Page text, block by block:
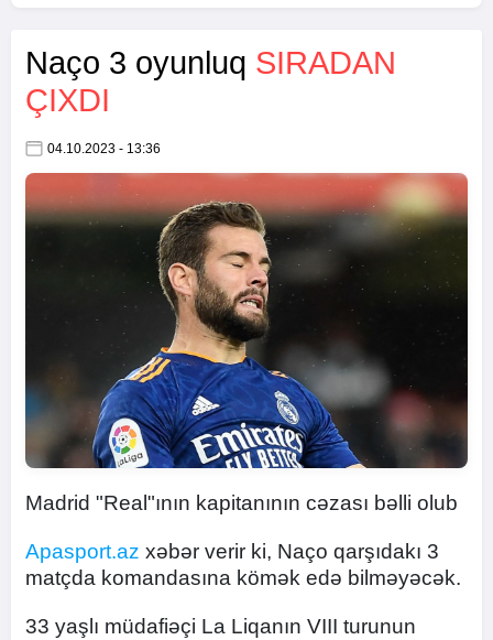
Naço 3 oyunluq SIRADAN
ÇIXDI
04.10.2023 - 13:36
Madrid "Real"ının kapitanının cəzası bəlli olub
Apasport.az xəbər verir ki, Naço qarşıdakı 3
matçda komandasına kömək edə bilməyəcək.
33 yaşlı müdafiəçi La Liqanın VIII turunun